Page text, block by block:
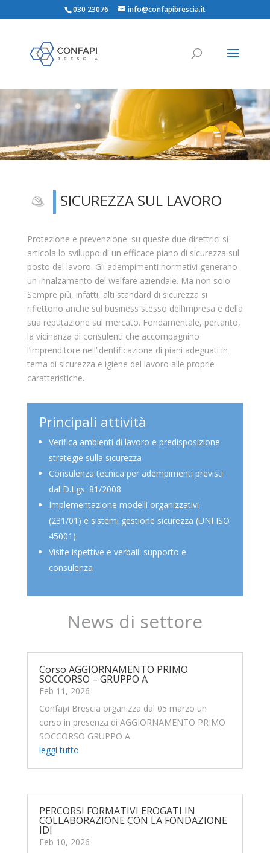
030 23076 info@confapibrescia.it
SICUREZZA SUL LAVORO
Protezione e prevenzione: su queste due direttrici si
articola lo sviluppo di un efficace piano di sicurezza sul
posto del lavoro. Gli adempimenti normativi generano
un innalzamento del welfare aziendale. Ma non solo.
Sempre più, infatti, alti standard di sicurezza si
riflettono anche sul business stesso dell’impresa e della
sua reputazione sul mercato. Fondamentale, pertanto,
la vicinanza di consulenti che accompagnino
l’imprenditore nell’identificazione di piani adeguati in
tema di sicurezza e igiene del lavoro alle proprie
caratteristiche.
Principali attività
Verifica ambienti di lavoro e predisposizione
strategie sulla sicurezza
Consulenza tecnica per adempimenti previsti
dal D.Lgs. 81/2008
Implementazione modelli organizzativi
(231/01) e sistemi gestione sicurezza (UNI ISO
45001)
Visite ispettive e verbali: supporto e
consulenza
News di settore
Corso AGGIORNAMENTO PRIMO
SOCCORSO – GRUPPO A
Feb 11, 2026
Confapi Brescia organizza dal 05 marzo un
corso in presenza di AGGIORNAMENTO PRIMO
SOCCORSO GRUPPO A.
leggi tutto
PERCORSI FORMATIVI EROGATI IN
COLLABORAZIONE CON LA FONDAZIONE
IDI
Feb 10, 2026